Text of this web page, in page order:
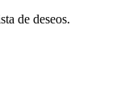
de deseos.